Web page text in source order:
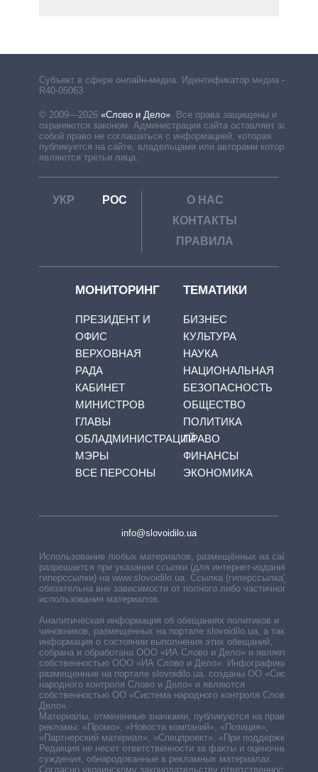
Субъект в сфере онлайн-медиа. Идентификатор медиа –
R40-05063
© 2009—2026 «Слово и Дело». Все права защищены и
охраняются законом. Администрация сайта оставляет за
собой право не соглашаться с информацией, которая
публикуется на сайте, владельцами или авторами которой
являются третьи лица.
УКР РОС
О НАС
КОНТАКТЫ
ПРАВИЛА
МОНИТОРИНГ
ПРЕЗИДЕНТ И
ОФИС
ВЕРХОВНАЯ
РАДА
КАБИНЕТ
МИНИСТРОВ
ГЛАВЫ
ОБЛАДМИНИСТРАЦИЙ
МЭРЫ
ВСЕ ПЕРСОНЫ
ТЕМАТИКИ
БИЗНЕС
КУЛЬТУРА
НАУКА
НАЦИОНАЛЬНАЯ
БЕЗОПАСНОСТЬ
ОБЩЕСТВО
ПОЛИТИКА
ПРАВО
ФИНАНСЫ
ЭКОНОМИКА
info@slovoidilo.ua
Использование любых материалов, размещённых на сайте,
разрешается при указании ссылки (для интернет-изданий —
гиперссылки) на www.slovoidilo.ua. Ссылка (гиперссылка)
обязательна вне зависимости от полного либо частичного
использования материалов.
Аналитическая информация об обещаниях политиков и
чиновников, размещенных на портале slovoidilo.ua, а также
информация о состоянии выполнения этих обещаний,
собрана и обработана ООО «ИА Слово и Дело» и является
собственностью ООО «ИА Слово и Дело». Инфографики,
размещенные на портале slovoidilo.ua, созданы ОО «Система
народного контроля Слово и Дело» и являются
собственностью ОО «Система народного контроля Слово и
Дело».
Материалы, отмеченные значками, публикуются на правах
рекламы: «Промо», «Новости компаний», «Позиция»,
«Партнерский материал», «Спецпроект», «При поддержке».
Редакция не несет ответственности за факты и оценочные
суждения, обнародованные в рекламных материалах.
Согласно украинскому законодательству ответственность за